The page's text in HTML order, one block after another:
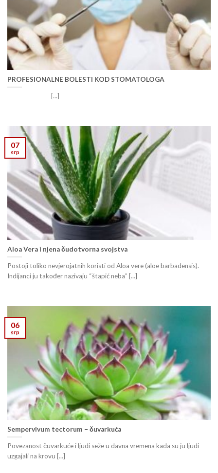
PROFESIONALNE BOLESTI KOD STOMATOLOGA
[...]
Aloa Vera i njena čudotvorna svojstva
Postoji toliko nevjerojatnih koristi od Aloa vere (aloe barbadensis).
Indijanci ju također nazivaju “štapić neba” [...]
07
srp
Sempervivum tectorum – čuvarkuća
Povezanost čuvarkuće i ljudi seže u davna vremena kada su ju ljudi
uzgajali na krovu [...]
06
srp